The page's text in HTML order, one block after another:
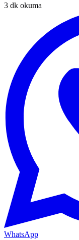
3 dk okuma
WhatsApp